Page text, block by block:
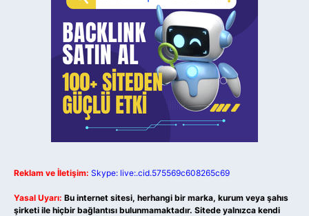
Reklam ve İletişim: Skype: live:.cid.575569c608265c69
Yasal Uyarı: Bu internet sitesi, herhangi bir marka, kurum veya şahıs
şirketi ile hiçbir bağlantısı bulunmamaktadır. Sitede yalnızca kendi